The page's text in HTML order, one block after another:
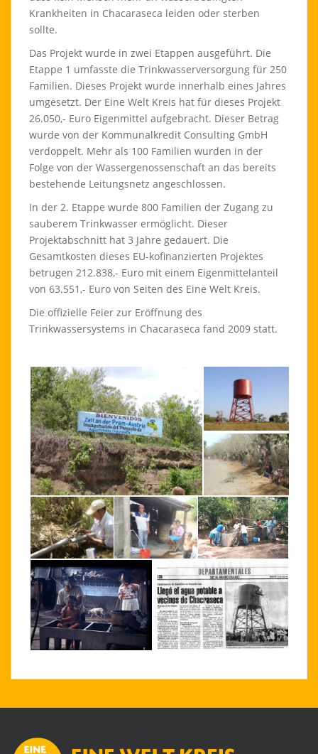
Krankheiten in Chacaraseca leiden oder sterben
sollte.
Das Projekt wurde in zwei Etappen ausgeführt. Die
Etappe 1 umfasste die Trinkwasserversorgung für 250
Familien. Dieses Projekt wurde innerhalb eines Jahres
umgesetzt. Der Eine Welt Kreis hat für dieses Projekt
26.050,- Euro Eigenmittel aufgebracht. Dieser Betrag
wurde von der Kommunalkredit Consulting GmbH
verdoppelt. Mehr als 100 Familien wurden in der
Folge von der Wassergenossenschaft an das bereits
bestehende Leitungsnetz angeschlossen.
In der 2. Etappe wurde 800 Familien der Zugang zu
sauberem Trinkwasser ermöglicht. Dieser
Projektabschnitt hat 3 Jahre gedauert. Die
Gesamtkosten dieses EU-kofinanzierten Projektes
betrugen 212.838,- Euro mit einem Eigenmittelanteil
von 63.551,- Euro von Seiten des Eine Welt Kreis.
Die offizielle Feier zur Eröffnung des
Trinkwassersystems in Chacaraseca fand 2009 statt.